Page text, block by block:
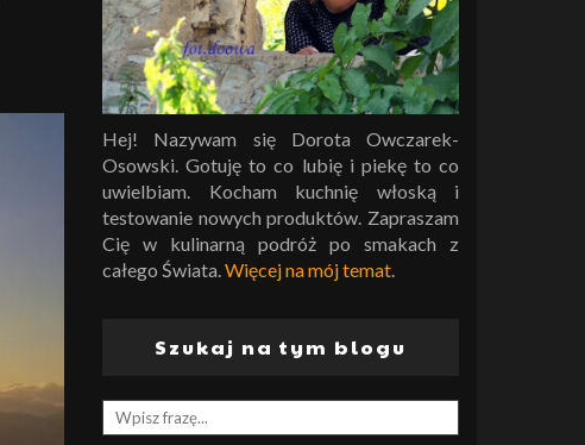
Hej! Nazywam się Dorota Owczarek-
Osowski. Gotuję to co lubię i piekę to co
uwielbiam. Kocham kuchnię włoską i
testowanie nowych produktów. Zapraszam
Cię w kulinarną podróż po smakach z
całego Świata.Więcej na mój temat.
Szukaj na tym blogu